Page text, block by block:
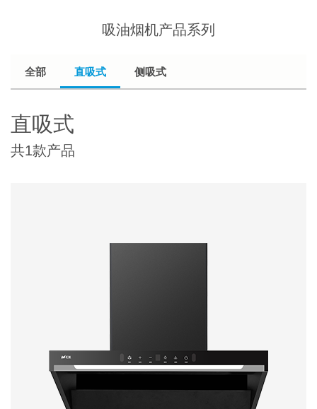
吸油烟机产品系列
全部 直吸式 侧吸式
直吸式
共1款产品